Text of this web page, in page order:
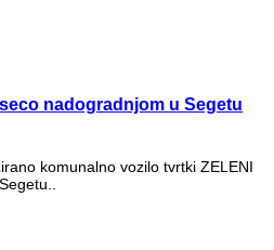
nadogradnjom u Segetu
komunalno vozilo tvrtki ZELENI